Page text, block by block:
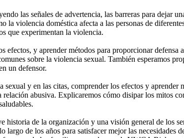
las señales de advertencia, las barreras para dejar
la violencia doméstica afecta a las personas de
que experimentan la violencia.
y aprender métodos para proporcionar defensa
sobre la violencia sexual. También esperamos
un defensor.
y en las citas, comprender los efectos y aprender
abusiva. Explicaremos cómo disipar los mitos
de la organización y una visión general de los
de los años para satisfacer mejor las necesidades